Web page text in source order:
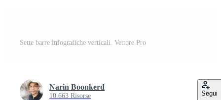
Sette barre infografiche verticali. Vettore Pro
Narin Boonkerd
10.663 Risorse Segui